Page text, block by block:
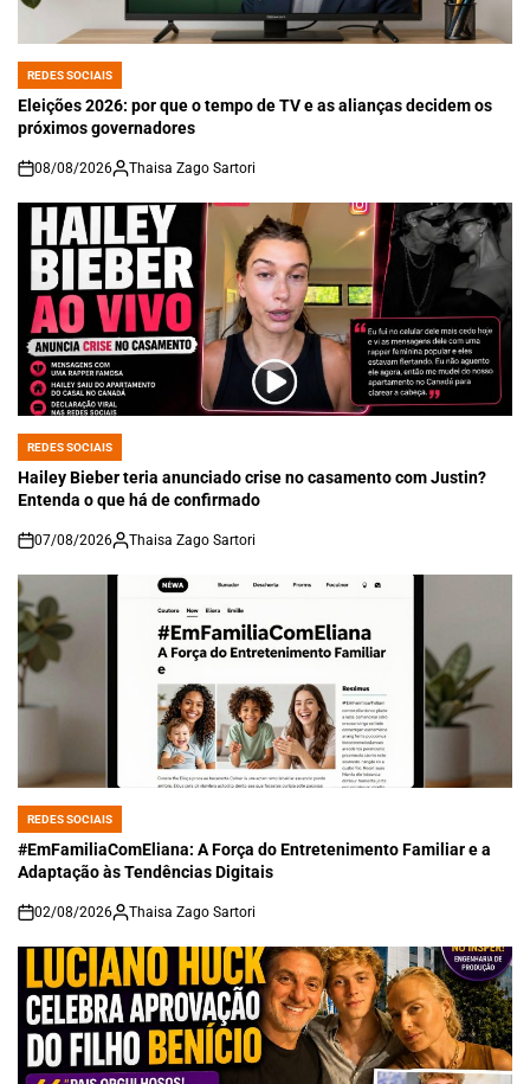
POSTED
IN
REDES SOCIAIS
Eleições 2026: por que o tempo de TV e as alianças decidem os
próximos governadores
on
08/08/2026 Thaisa Zago Sartori
POSTED
IN
REDES SOCIAIS
Hailey Bieber teria anunciado crise no casamento com Justin?
Entenda o que há de confirmado
on
07/08/2026 Thaisa Zago Sartori
POSTED
IN
REDES SOCIAIS
#EmFamiliaComEliana: A Força do Entretenimento Familiar e a
Adaptação às Tendências Digitais
on
02/08/2026 Thaisa Zago Sartori